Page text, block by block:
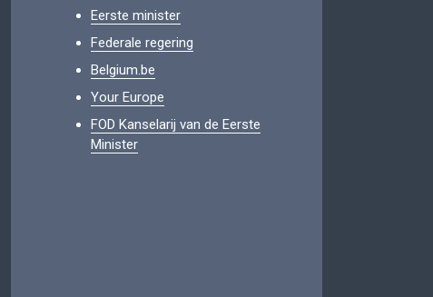
Eerste minister
Federale regering
Belgium.be
Your Europe
FOD Kanselarij van de Eerste
Minister